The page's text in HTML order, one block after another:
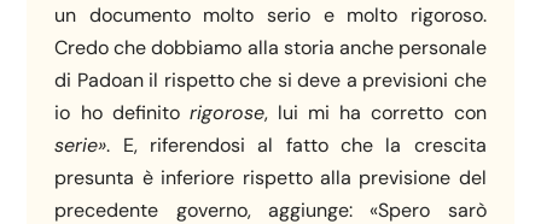
un documento molto serio e molto rigoroso.
Credo che dobbiamo alla storia anche personale
di Padoan il rispetto che si deve a previsioni che
io ho definito rigorose, lui mi ha corretto con
serie». E, riferendosi al fatto che la crescita
presunta è inferiore rispetto alla previsione del
precedente governo, aggiunge: «Spero sarò